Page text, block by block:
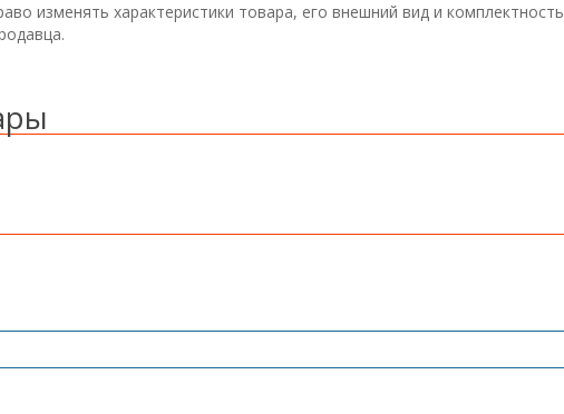
изменять характеристики товара, его внешний вид и комплектность